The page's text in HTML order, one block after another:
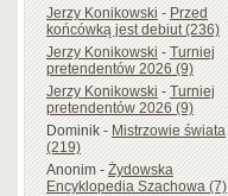
Jerzy Konikowski-Przed
końcówką jest debiut (236)
Jerzy Konikowski-Turniej
pretendentów 2026 (9)
Jerzy Konikowski-Turniej
pretendentów 2026 (9)
Dominik-Mistrzowie świata
(219)
Anonim-Żydowska
Encyklopedia Szachowa (7)